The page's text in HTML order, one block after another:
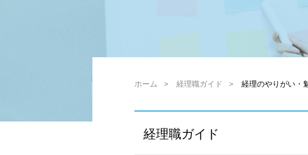
ホーム > 経理職ガイド > 経理のやりがい・
経理職ガイド